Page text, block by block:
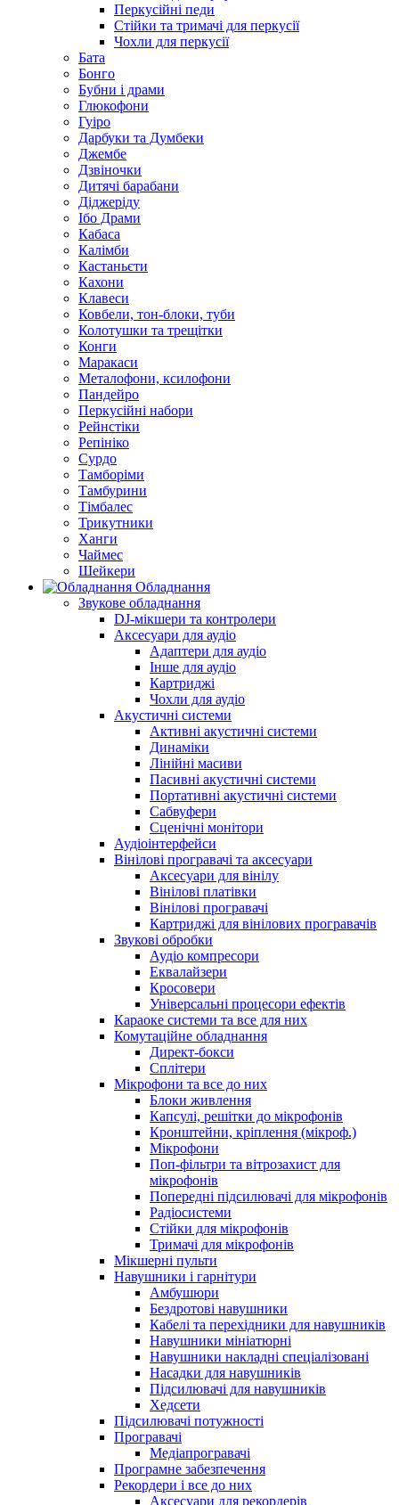
Перкусійні педи
Стійки та тримачі для перкусії
Чохли для перкусії
Бата
Бонго
Бубни і драми
Глюкофони
Гуіро
Дарбуки та Думбеки
Джембе
Дзвіночки
Дитячі барабани
Діджеріду
Ібо Драми
Кабаса
Калімби
Кастаньєти
Кахони
Клавеси
Ковбели, тон-блоки, туби
Колотушки та трещітки
Конги
Маракаси
Металофони, ксилофони
Пандейро
Перкусійні набори
Рейнстіки
Репініко
Сурдо
Тамборіми
Тамбурини
Тімбалес
Трикутники
Ханги
Чаймес
Шейкери
Обладнання
Звукове обладнання
DJ-мікшери та контролери
Аксесуари для аудіо
Адаптери для аудіо
Інше для аудіо
Картриджі
Чохли для аудіо
Акустичні системи
Активні акустичні системи
Динаміки
Лінійні масиви
Пасивні акустичні системи
Портативні акустичні системи
Сабвуфери
Сценічні монітори
Аудіоінтерфейси
Вінілові програвачі та аксесуари
Аксесуари для вінілу
Вінілові платівки
Вінілові програвачі
Картриджі для вінілових програвачів
Звукові обробки
Аудіо компресори
Еквалайзери
Кросовери
Універсальні процесори ефектів
Караоке системи та все для них
Комутаційне обладнання
Директ-бокси
Сплітери
Мікрофони та все до них
Блоки живлення
Капсулі, решітки до мікрофонів
Кронштейни, кріплення (мікроф.)
Мікрофони
Поп-фільтри та вітрозахист для
мікрофонів
Попередні підсилювачі для мікрофонів
Радіосистеми
Стійки для мікрофонів
Тримачі для мікрофонів
Мікшерні пульти
Навушники і гарнітури
Амбушюри
Бездротові навушники
Кабелі та перехідники для навушників
Навушники мініатюрні
Навушники накладні спеціалізовані
Насадки для навушників
Підсилювачі для навушників
Хедсети
Підсилювачі потужності
Програвачі
Медіапрогравачі
Програмне забезпечення
Рекордери і все до них
Аксесуари для рекордерів